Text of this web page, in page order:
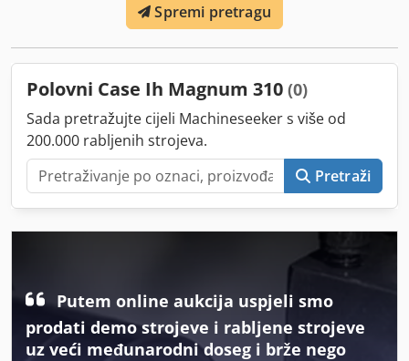
Spremi pretragu
Polovni Case Ih Magnum 310 (0)
Sada pretražujte cijeli Machineseeker s više od
200.000 rabljenih strojeva.
Pretraži
Putem online aukcija uspjeli smo
prodati demo strojeve i rabljene strojeve
uz veći međunarodni doseg i brže nego